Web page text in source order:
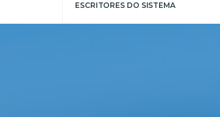
ESCRITORES DO SISTEMA